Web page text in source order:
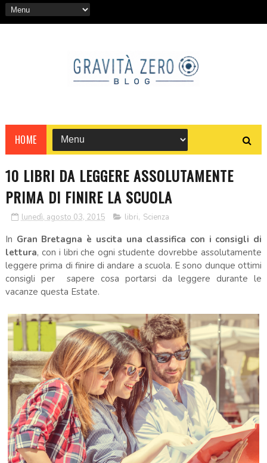
HOME
10 LIBRI DA LEGGERE ASSOLUTAMENTE
PRIMA DI FINIRE LA SCUOLA
lunedì, agosto 03, 2015 libri, Scienza
In Gran Bretagna è uscita una classifica con i consigli di
lettura, con i libri che ogni studente dovrebbe assolutamente
leggere prima di finire di andare a scuola. E sono dunque ottimi
consigli per sapere cosa portarsi da leggere durante le
vacanze questa Estate.